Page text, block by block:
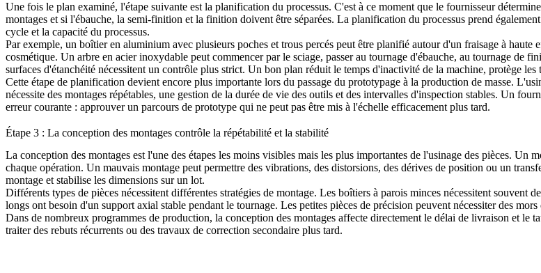
Une fois le plan examiné, l'étape suivante est la planification du processus. C'est à ce moment que le fournisseur
montages et si l'ébauche, la semi-finition et la finition doivent être séparées. La planification du processus prend
cycle et la capacité du processus.
Par exemple, un boîtier en aluminium avec plusieurs poches et trous percés peut être planifié autour d'un fraisage à
cosmétique. Un arbre en acier inoxydable peut commencer par le sciage, passer au tournage d'ébauche, au tournage
surfaces d'étanchéité nécessitent un contrôle plus strict. Un bon plan réduit le temps d'inactivité de la machine, protège
Cette étape de planification devient encore plus importante lors du passage du prototypage à la production de masse.
nécessite des montages répétables, une gestion de la durée de vie des outils et des intervalles d'inspection stables. Un
erreur courante : approuver un parcours de prototype qui ne peut pas être mis à l'échelle efficacement plus tard.
Étape 3 : La conception des montages contrôle la répétabilité et la stabilité
La conception des montages est l'une des étapes les moins visibles mais les plus importantes de l'usinage des pièces. Un
chaque opération. Un mauvais montage peut permettre des vibrations, des distorsions, des dérives de position ou un
montage et stabilise les dimensions sur un lot.
Différents types de pièces nécessitent différentes stratégies de montage. Les boîtiers à parois minces nécessitent souvent
longs ont besoin d'un support axial stable pendant le tournage. Les petites pièces de précision peuvent nécessiter des
Dans de nombreux programmes de production, la conception des montages affecte directement le délai de livraison et le
traiter des rebuts récurrents ou des travaux de correction secondaire plus tard.